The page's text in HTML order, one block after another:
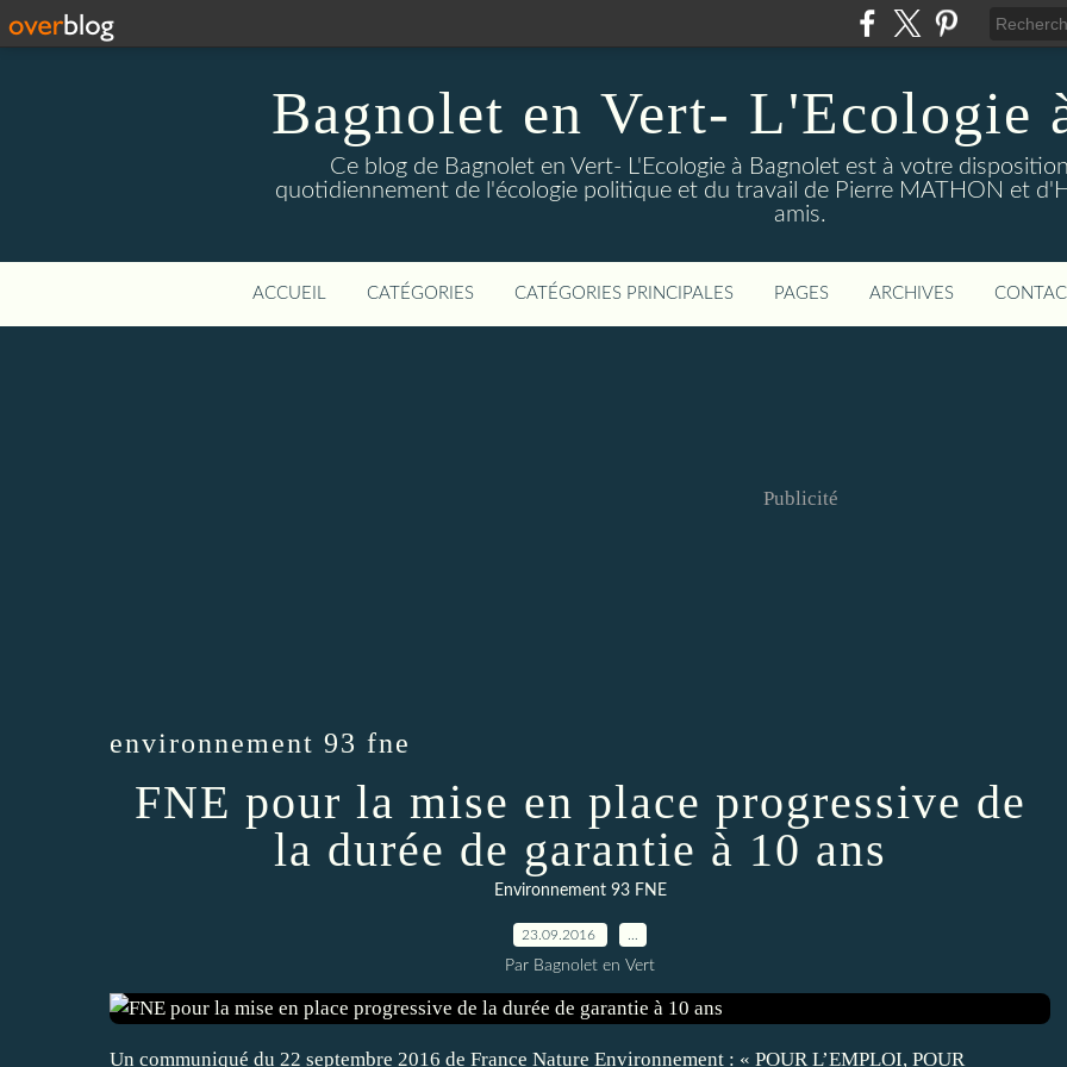
Bagnolet en Vert- L'Ecologie
Ce blog de Bagnolet en Vert- L'Ecologie à Bagnolet est à votre
quotidiennement de l'écologie politique et du travail de Pierre MATHON et
amis.
ACCUEIL CATÉGORIES CATÉGORIES PRINCIPALES PAGES ARCHIVES
Publicité
environnement 93 fne
FNE pour la mise en place progressive de
la durée de garantie à 10 ans
Environnement 93 FNE
23.09.2016
Par Bagnolet en Vert
Un communiqué du 22 septembre 2016 de France Nature Environnement : « POUR L’EMPLOI, POUR